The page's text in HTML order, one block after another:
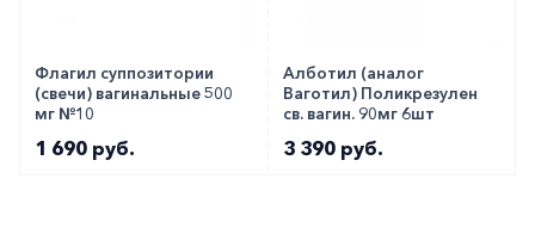
Флагил суппозитории
(свечи) вагинальные 500
мг №10
1 690 руб.
Алботил (аналог
Ваготил) Поликрезулен
св. вагин. 90мг 6шт
3 390 руб.